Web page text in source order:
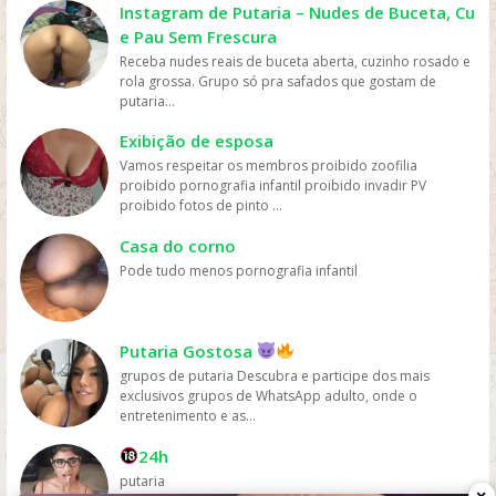
cinema ou comprar DVDs, tornando mais fácil para as
pessoas assistirem filmes sem gastar muito dinheiro.
Personalização: os serviços de streaming geralmente
oferecem recomendações personalizadas com base
nos gostos dos usuários, permitindo que eles
descubram novos filmes e programas que possam
filmes online. Em resumo, os filmes são mais assistidos
online devido à sua conveniência, variedade, acesso
fácil, preços acessíveis e personalização, oferecidos
pelas plataformas de streaming.
Instagram de Putaria – Nudes de Buceta, Cu
e Pau Sem Frescura
Receba nudes reais de buceta aberta, cuzinho rosado e
rola grossa. Grupo só pra safados que gostam de
putaria...
Exibição de esposa
Vamos respeitar os membros proibido zoofilia
proibido pornografia infantil proibido invadir PV
proibido fotos de pinto ...
Casa do corno
Pode tudo menos pornografia infantil
Putaria Gostosa
grupos de putaria Descubra e participe dos mais
exclusivos grupos de WhatsApp adulto, onde o
entretenimento e as...
24h
putaria